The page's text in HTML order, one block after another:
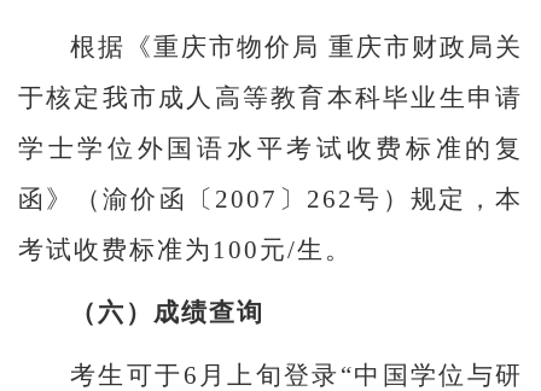
根据《重庆市物价局 重庆市财政局关
于核定我市成人高等教育本科毕业生申请
学士学位外国语水平考试收费标准的复
函》（渝价函〔2007〕262号）规定，本
考试收费标准为100元/生。
（六）成绩查询
考生可于6月上旬登录“中国学位与研